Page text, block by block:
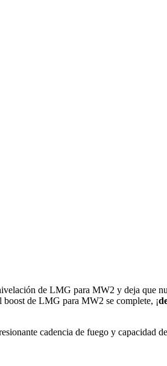
de LMG para MW2 y deja que
de LMG para MW2 se complete, ¡
cadencia de fuego y capacidad